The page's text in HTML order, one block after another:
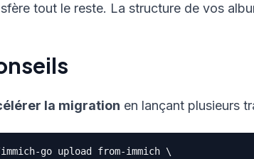
tout le reste. La structure de vos
la migration en lançant plusieurs
go upload from-immich \